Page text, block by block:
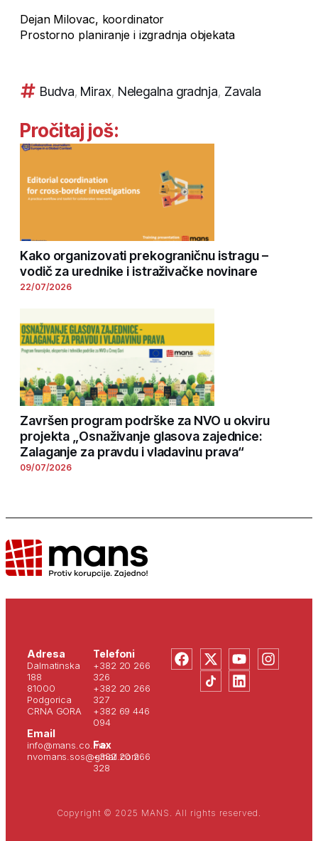
Dejan Milovac, koordinator
Prostorno planiranje i izgradnja objekata
Budva, Mirax, Nelegalna gradnja, Zavala
Pročitaj još:
Kako organizovati prekograničnu istragu –
vodič za urednike i istraživačke novinare
22/07/2026
Završen program podrške za NVO u okviru
projekta „Osnaživanje glasova zajednice:
Zalaganje za pravdu i vladavinu prava“
09/07/2026
Adresa
Dalmatinska
188
81000
Podgorica
CRNA GORA
Email
info@mans.co.me
nvomans.sos@gmail.com
Telefoni
+382 20 266
326
+382 20 266
327
+382 69 446
094
Fax
+382 20 266
328
Copyright © 2025 MANS. All rights reserved.